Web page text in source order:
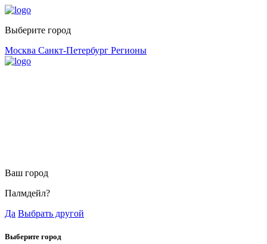
Выберите город
Москва Санкт-Петербург Регионы
Ваш город
Палмдейл?
Да Выбрать другой
Выберите город